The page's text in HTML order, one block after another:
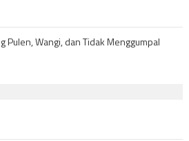
Pulen, Wangi, dan Tidak Menggumpal